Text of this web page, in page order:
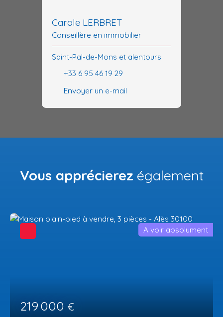
Carole LERBRET
Conseillère en immobilier
Saint-Pal-de-Mons et alentours
+33 6 95 46 19 29
Envoyer un e-mail
Vous apprécierez également
219 000 €
A voir absolument